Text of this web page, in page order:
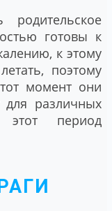
готовы к
к этому
поэтому
момент они
для различных
период